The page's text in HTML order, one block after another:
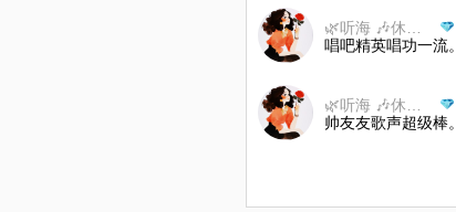
唱吧精英唱功一流。
帅友友歌声超级棒。